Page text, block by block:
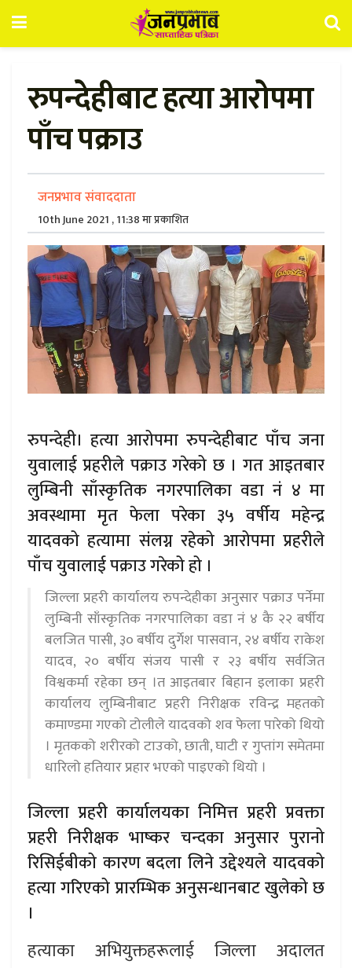
रुपन्देहीबाट हत्या आरोपमा
पाँच पक्राउ
जनप्रभाव संवाददाता
10th June 2021 , 11:38 मा प्रकाशित
रुपन्देही। हत्या आरोपमा रुपन्देहीबाट पाँच जना
युवालाई प्रहरीले पक्राउ गरेको छ । गत आइतबार
लुम्बिनी साँस्कृतिक नगरपालिका वडा नं ४ मा
अवस्थामा मृत फेला परेका ३५ वर्षीय महेन्द्र
यादवको हत्यामा संलग्न रहेको आरोपमा प्रहरीले
पाँच युवालाई पक्राउ गरेको हो ।
जिल्ला प्रहरी कार्यालय रुपन्देहीका अनुसार पक्राउ पर्नेमा
लुम्बिनी साँस्कृतिक नगरपालिका वडा नं ४ कै २२ बर्षीय
बलजित पासी, ३० बर्षीय दुर्गेश पासवान, २४ बर्षीय राकेश
यादव, २० बर्षीय संजय पासी र २३ बर्षीय सर्वजित
विश्वकर्मा रहेका छन् ।त आइतबार बिहान इलाका प्रहरी
कार्यालय लुम्बिनीबाट प्रहरी निरीक्षक रविन्द्र महतको
कमाण्डमा गएको टोलीले यादवको शव फेला पारेको थियो
। मृतकको शरीरको टाउको, छाती, घाटी र गुप्तांग समेतमा
धारिलो हतियार प्रहार भएको पाइएको थियो ।
जिल्ला प्रहरी कार्यालयका निमित्त प्रहरी प्रवक्ता
प्रहरी निरीक्षक भाष्कर चन्दका अनुसार पुरानो
रिसिईबीको कारण बदला लिने उद्देश्यले यादवको
हत्या गरिएको प्रारम्भिक अनुसन्धानबाट खुलेको छ
।
हत्याका अभियुक्तहरूलाई जिल्ला अदालत